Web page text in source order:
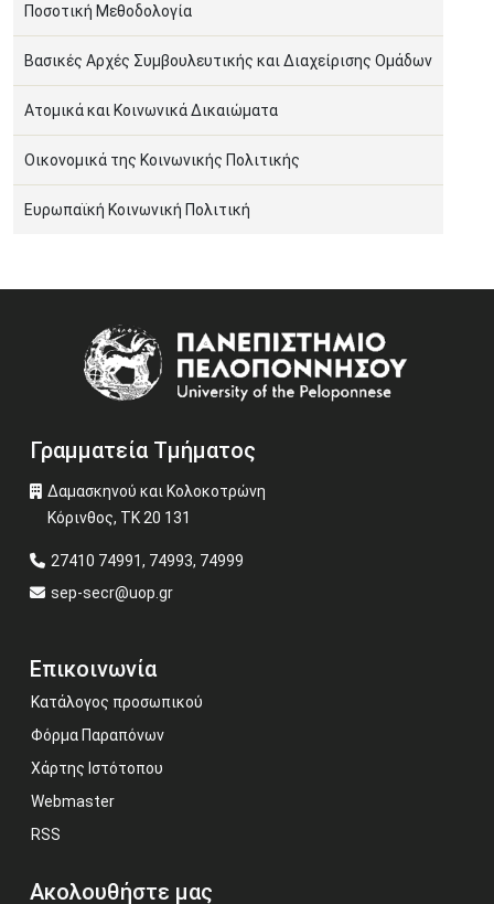
Ποσοτική Μεθοδολογία
Βασικές Αρχές Συμβουλευτικής και Διαχείρισης Ομάδων
Ατομικά και Κοινωνικά Δικαιώματα
Οικονομικά της Κοινωνικής Πολιτικής
Ευρωπαϊκή Κοινωνική Πολιτική
Γραμματεία Τμήματος
Δαμασκηνού και Κολοκοτρώνη
Κόρινθος, ΤΚ 20 131
27410 74991, 74993, 74999
sep-secr@uop.gr
Επικοινωνία
Κατάλογος προσωπικού
Φόρμα Παραπόνων
Χάρτης Ιστότοπου
Webmaster
RSS
Ακολουθήστε μας